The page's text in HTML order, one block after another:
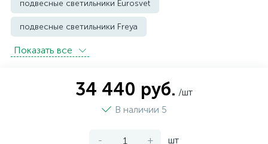
подвесные светильники Eurosvet
подвесные светильники Freya
подвесные светильники Imperium Loft
подвесные светильники Lightstar
Показать всe
34 440 руб. /шт
В наличии 5
- + шт